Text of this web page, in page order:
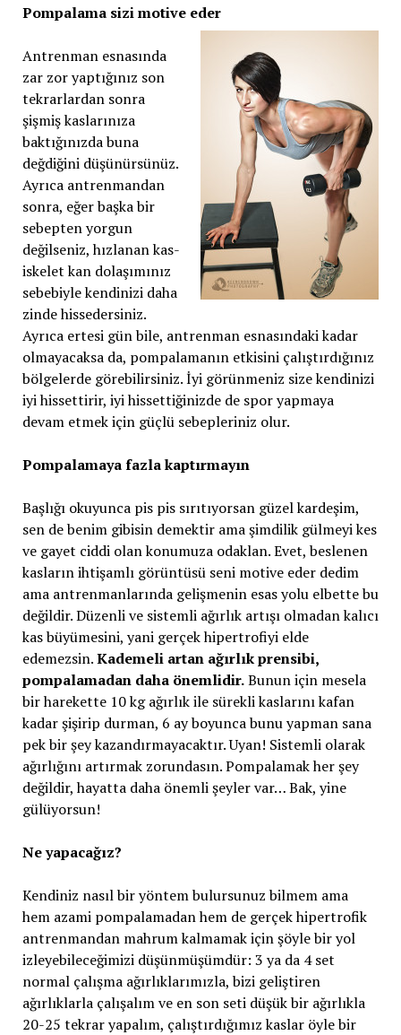
Pompalama sizi motive eder
Antrenman esnasında
zar zor yaptığınız son
tekrarlardan sonra
şişmiş kaslarınıza
baktığınızda buna
değdiğini düşünürsünüz.
Ayrıca antrenmandan
sonra, eğer başka bir
sebepten yorgun
değilseniz, hızlanan kas-
iskelet kan dolaşımınız
sebebiyle kendinizi daha
zinde hissedersiniz.
Ayrıca ertesi gün bile, antrenman esnasındaki kadar
olmayacaksa da, pompalamanın etkisini çalıştırdığınız
bölgelerde görebilirsiniz. İyi görünmeniz size kendinizi
iyi hissettirir, iyi hissettiğinizde de spor yapmaya
devam etmek için güçlü sebepleriniz olur.
Pompalamaya fazla kaptırmayın
Başlığı okuyunca pis pis sırıtıyorsan güzel kardeşim,
sen de benim gibisin demektir ama şimdilik gülmeyi kes
ve gayet ciddi olan konumuza odaklan. Evet, beslenen
kasların ihtişamlı görüntüsü seni motive eder dedim
ama antrenmanlarında gelişmenin esas yolu elbette bu
değildir. Düzenli ve sistemli ağırlık artışı olmadan kalıcı
kas büyümesini, yani gerçek hipertrofiyi elde
edemezsin.Kademeli artan ağırlık prensibi,
pompalamadan daha önemlidir.Bunun için mesela
bir harekette 10 kg ağırlık ile sürekli kaslarını kafan
kadar şişirip durman, 6 ay boyunca bunu yapman sana
pek bir şey kazandırmayacaktır. Uyan! Sistemli olarak
ağırlığını artırmak zorundasın. Pompalamak her şey
değildir, hayatta daha önemli şeyler var… Bak, yine
gülüyorsun!
Ne yapacağız?
Kendiniz nasıl bir yöntem bulursunuz bilmem ama
hem azami pompalamadan hem de gerçek hipertrofik
antrenmandan mahrum kalmamak için şöyle bir yol
izleyebileceğimizi düşünmüşümdür: 3 ya da 4 set
normal çalışma ağırlıklarımızla, bizi geliştiren
ağırlıklarla çalışalım ve en son seti düşük bir ağırlıkla
20-25 tekrar yapalım, çalıştırdığımız kaslar öyle bir